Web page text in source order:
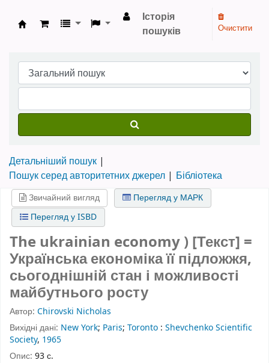
Бібліотека НТШ › Електронний каталог
Історія
пошуків
Очистити
Детальніший пошук
Пошук серед авторитетних джерел
Бібліотека
Звичайний вигляд
Перегляд у МАРК
Перегляд у ISBD
The ukrainian economy ) [Текст] =
Українська економіка її підложжя,
сьогоднішній стан і можливості
майбутнього росту
Автор: Chirovski Nicholas
Вихідні дані: New York; Paris; Toronto : Shevchenko Scientific
Society, 1965
Опис: 93 с.